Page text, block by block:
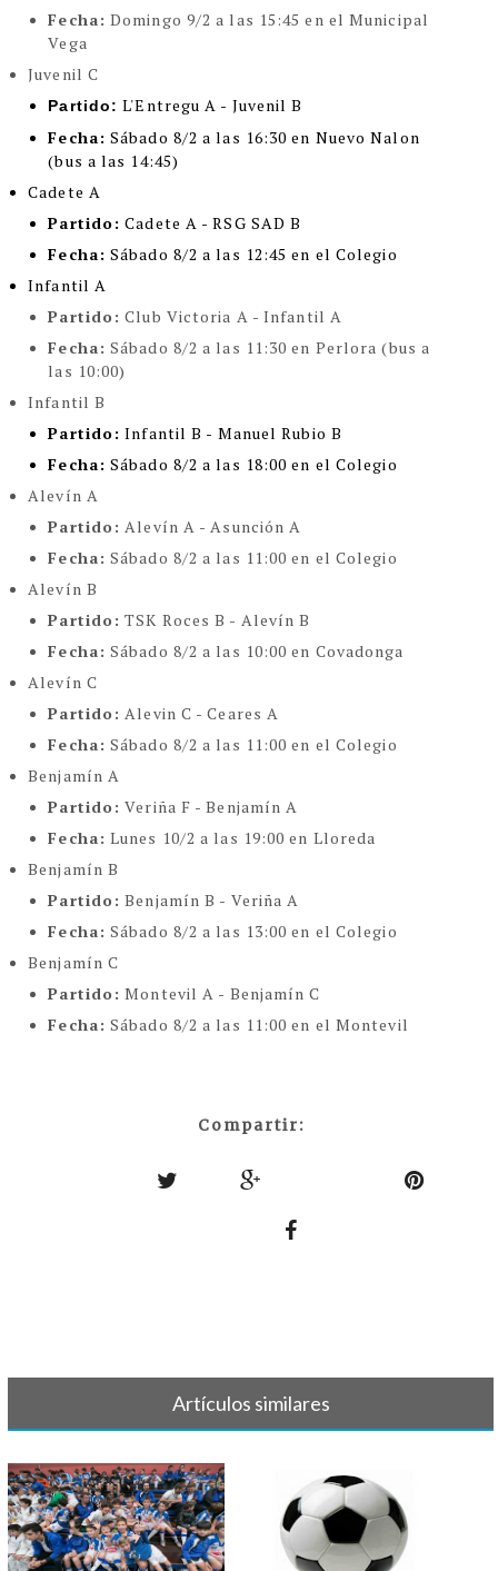
Fecha: Domingo 9/2 a las 15:45 en el Municipal
Vega
Juvenil C
Partido: L'Entregu A - Juvenil B
Fecha: Sábado 8/2 a las 16:30 en Nuevo Nalon
(bus a las 14:45)
Cadete A
Partido: Cadete A - RSG SAD B
Fecha: Sábado 8/2 a las 12:45 en el Colegio
Infantil A
Partido: Club Victoria A - Infantil A
Fecha: Sábado 8/2 a las 11:30 en Perlora (bus a
las 10:00)
Infantil B
Partido: Infantil B - Manuel Rubio B
Fecha: Sábado 8/2 a las 18:00 en el Colegio
Alevín A
Partido: Alevín A - Asunción A
Fecha: Sábado 8/2 a las 11:00 en el Colegio
Alevín B
Partido: TSK Roces B - Alevín B
Fecha: Sábado 8/2 a las 10:00 en Covadonga
Alevín C
Partido: Alevin C - Ceares A
Fecha: Sábado 8/2 a las 11:00 en el Colegio
Benjamín A
Partido: Veriña F - Benjamín A
Fecha: Lunes 10/2 a las 19:00 en Lloreda
Benjamín B
Partido: Benjamín B - Veriña A
Fecha: Sábado 8/2 a las 13:00 en el Colegio
Benjamín C
Partido: Montevil A - Benjamín C
Fecha: Sábado 8/2 a las 11:00 en el Montevil
Compartir:
Artículos similares